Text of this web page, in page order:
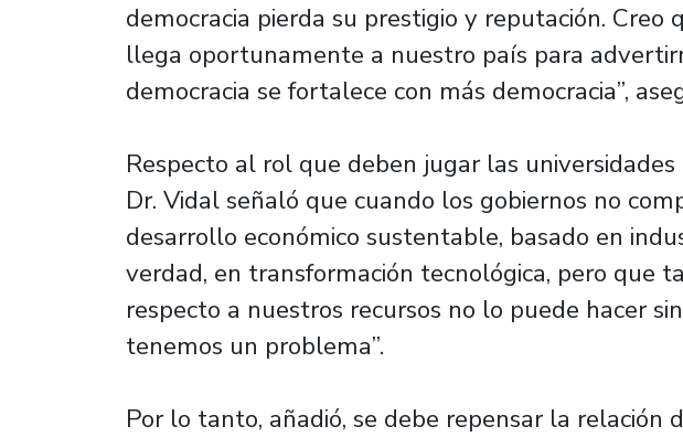
democracia pierda su prestigio y reputación. Creo
llega oportunamente a nuestro país para
democracia se fortalece con más democracia”,
Respecto al rol que deben jugar las
Dr. Vidal señaló que cuando los gobiernos no
desarrollo económico sustentable, basado en
verdad, en transformación tecnológica, pero que
respecto a nuestros recursos no lo puede hacer
tenemos un problema”.
Por lo tanto, añadió, se debe repensar la relación